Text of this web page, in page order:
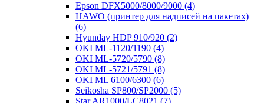
Epson DFX5000/8000/9000 (4)
HAWO (принтер для надписей на пакетах)
(6)
Hyunday HDP 910/920 (2)
OKI ML-1120/1190 (4)
OKI ML-5720/5790 (8)
OKI ML-5721/5791 (8)
OKI ML 6100/6300 (6)
Seikosha SP800/SP2000 (5)